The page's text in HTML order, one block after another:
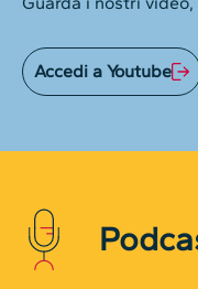
Accedi a Youtube